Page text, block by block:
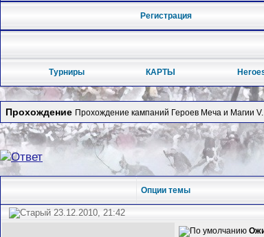
Регистрация
Турниры КАРТЫ
Прохождение Прохождение кампаний Героев Меча и Магии
Опции темы
23.12.2010, 21:42